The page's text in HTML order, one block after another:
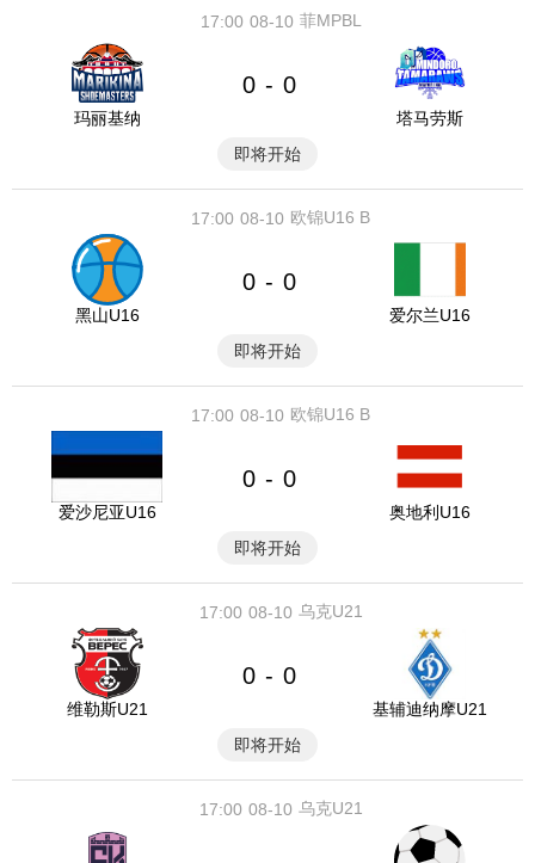
08-10
17:00 菲MPBL
玛丽基纳
0 - 0
塔马劳斯
即将开始
08-10
17:00 欧锦U16 B
黑山U16
0 - 0
爱尔兰U16
即将开始
08-10
17:00 欧锦U16 B
爱沙尼亚U16
0 - 0
奥地利U16
即将开始
08-10
17:00 乌克U21
维勒斯U21
0 - 0
基辅迪纳摩U21
即将开始
08-10
17:00 乌克U21